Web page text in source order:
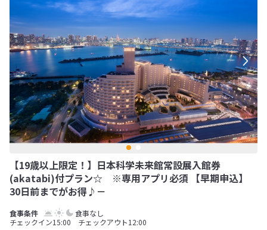
【19歳以上限定！】日本科学未来館常設展入館券
(akatabi)付プラン☆ ※専用アプリ必須 【早期申込】
30日前までがお得♪－
食事なし
チェックイン15:00 チェックアウト12:00